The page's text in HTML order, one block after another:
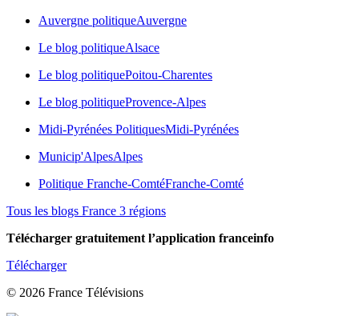
Auvergne politiqueAuvergne
Le blog politiqueAlsace
Le blog politiquePoitou-Charentes
Le blog politiqueProvence-Alpes
Midi-Pyrénées PolitiquesMidi-Pyrénées
Municip'AlpesAlpes
Politique Franche-ComtéFranche-Comté
Tous les blogs France 3 régions
Télécharger gratuitement l’application franceinfo
Télécharger
© 2026 France Télévisions